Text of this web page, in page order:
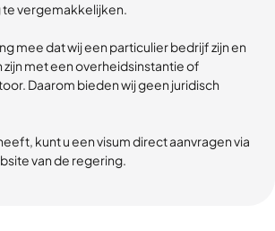
te vergemakkelijken.
mee dat wij een particulier bedrijf zijn en
met een overheidsinstantie of
Daarom bieden wij geen juridisch
kunt u een visum direct aanvragen via
van de regering.